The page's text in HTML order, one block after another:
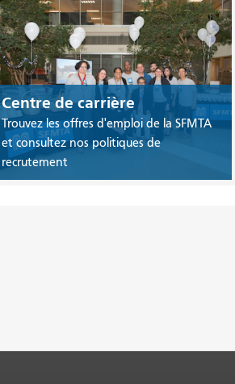
Centre de carrière
Trouvez les offres d'emploi de la SFMTA
et consultez nos politiques de
recrutement